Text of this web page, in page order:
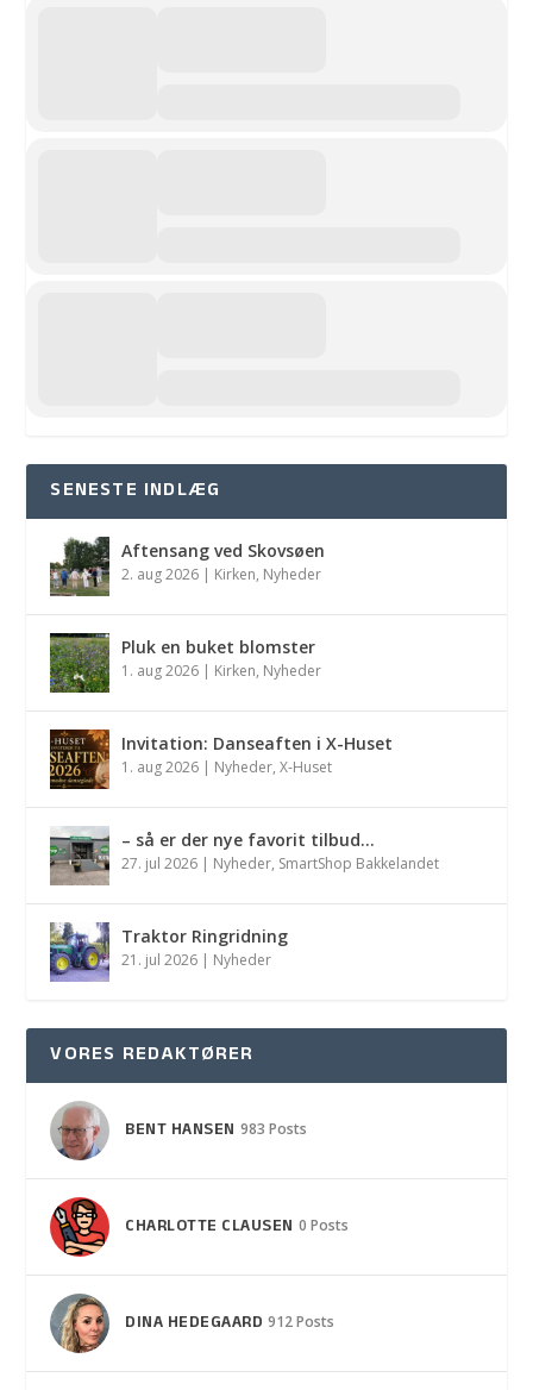
SENESTE INDLÆG
Aftensang ved Skovsøen
2. aug 2026 | Kirken, Nyheder
Pluk en buket blomster
1. aug 2026 | Kirken, Nyheder
Invitation: Danseaften i X-Huset
1. aug 2026 | Nyheder,X-Huset
– så er der nye favorit tilbud…
27. jul 2026 | Nyheder, SmartShop Bakkelandet
Traktor Ringridning
21. jul 2026 | Nyheder
VORES REDAKTØRER
BENT HANSEN 983 Posts
CHARLOTTE CLAUSEN 0 Posts
DINA HEDEGAARD 912 Posts